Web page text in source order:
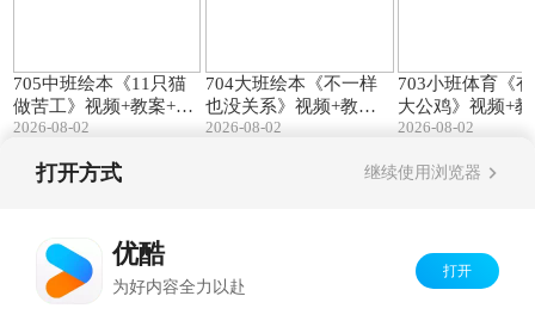
705中班绘本《11只猫
做苦工》视频+教案+课
件
2026-08-02
704大班绘本《不一样
也没关系》视频+教案
+课件
2026-08-02
703小班体育《
大公鸡》视频+
乐
2026-08-02
打开方式 继续使用浏览器
优酷
为好内容全力以赴
打开